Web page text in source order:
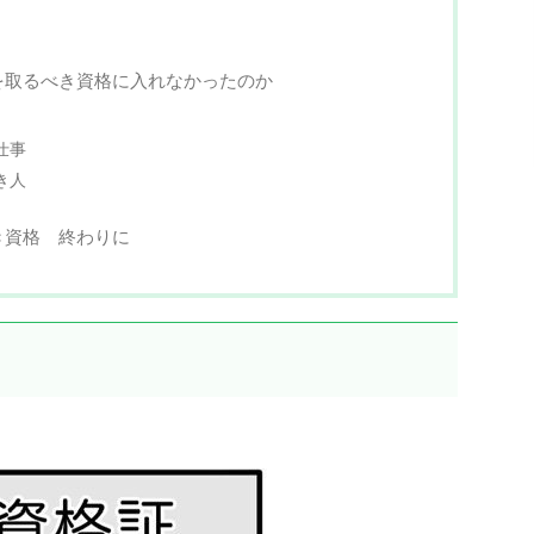
るべき資格に入れなかったのか
事
人
資格 終わりに